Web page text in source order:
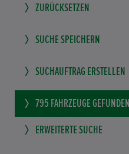
ZURÜCKSETZEN
SUCHE SPEICHERN
SUCHAUFTRAG ERSTELLEN
795 FAHRZEUGE GEFUNDEN
ERWEITERTE SUCHE